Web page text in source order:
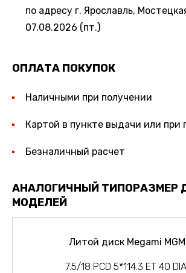
по адресу г. Ярославль,
07.08.2026 (пт.)
ОПЛАТА ПОКУПОК
Наличными при получении
Картой в пункте выдачи или при
Безналичный расчет
АНАЛОГИЧНЫЙ ТИПОРАЗМЕР
МОДЕЛЕЙ
Литой диск Megami
7.5/18 PCD 5*114.3 ET 40